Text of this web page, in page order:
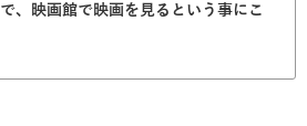
、映画館で映画を見るという事にこ